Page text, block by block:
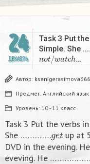
24
ДЕКАБРЬ
Task 3 Put
Simple. She
not/w atch…
Автор: ksenigerasimova666
Предмет: Английский язык
Уровень: 10 - 11 класс
Task 3 Put the verbs
She ………….ge tup at
DVD in the evening.
eveving. He